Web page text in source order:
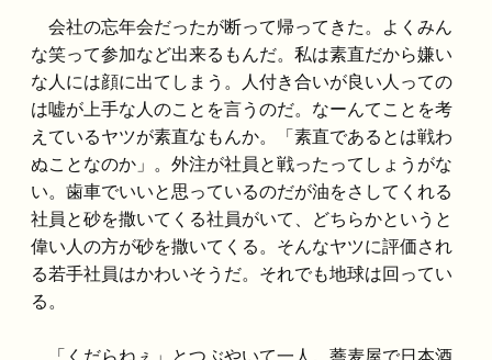
会社の忘年会だったが断って帰ってきた。よくみん
な笑って参加など出来るもんだ。私は素直だから嫌い
な人には顔に出てしまう。人付き合いが良い人っての
は嘘が上手な人のことを言うのだ。なーんてことを考
えているヤツが素直なもんか。「素直であるとは戦わ
ぬことなのか」。外注が社員と戦ったってしょうがな
い。歯車でいいと思っているのだが油をさしてくれる
社員と砂を撒いてくる社員がいて、どちらかというと
偉い人の方が砂を撒いてくる。そんなヤツに評価され
る若手社員はかわいそうだ。それでも地球は回ってい
る。